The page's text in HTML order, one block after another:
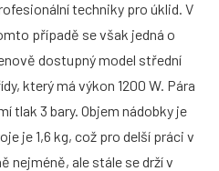
techniky pro úklid. V
případě se však jedná o
dostupný model střední
který má výkon 1200 W. Pára
tlak 3 bary. Objem nádobky je
je 1,6 kg, což pro delší práci v
nejméně, ale stále se drží v